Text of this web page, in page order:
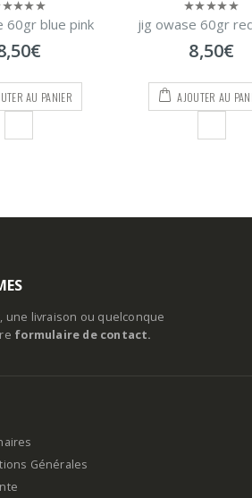
60gr blue pink
€
AU PANIER
0
jig owase 60gr
8,50€
AJOUTER AU
une livraison ou quelconque
formulaire de contact.
Générales